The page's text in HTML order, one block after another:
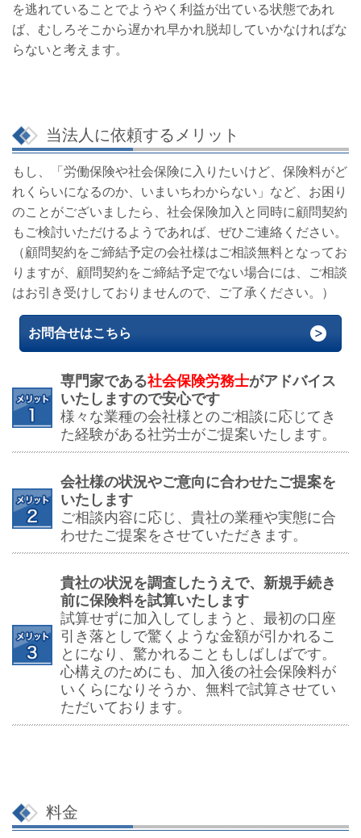
を逃れていることでようやく利益が出ている状態であれ
ば、むしろそこから遅かれ早かれ脱却していかなければな
らないと考えます。
当法人に依頼するメリット
もし、「労働保険や社会保険に入りたいけど、 保険料がど
れくらいになるのか、いまいちわからない」など、お困り
のことがございましたら、社会保険加入と同時に顧問契約
もご検討いただけるようであれば、ぜひご連絡ください。
（顧問契約をご締結予定の会社様はご相談無料となってお
りますが、顧問契約をご締結予定でない場合には、ご相談
はお引き受けしておりませんので、ご了承ください。）
お問合せはこちら
専門家である社会保険労務士がアドバイス
いたしますので安心です
様々な業種の会社様とのご相談に応じてき
た経験がある社労士がご提案いたします。
会社様の状況やご意向に合わせたご提案を
いたします
ご相談内容に応じ、貴社の業種や実態に合
わせたご提案をさせていただきます。
貴社の状況を調査したうえで、新規手続き
前に保険料を試算いたします
試算せずに加入してしまうと、最初の口座
引き落としで驚くような金額が引かれるこ
とになり、驚かれることもしばしばです。
心構えのためにも、加入後の社会保険料が
いくらになりそうか、無料で試算させてい
ただいております。
料金